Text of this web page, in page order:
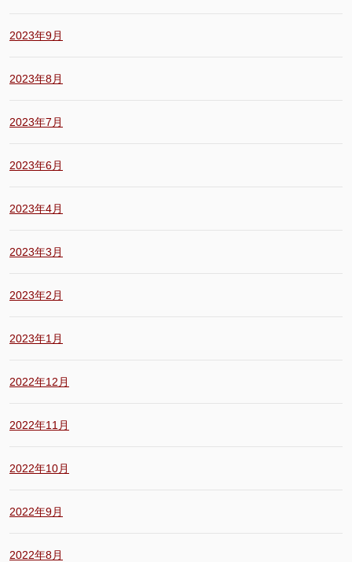
2023年9月
2023年8月
2023年7月
2023年6月
2023年4月
2023年3月
2023年2月
2023年1月
2022年12月
2022年11月
2022年10月
2022年9月
2022年8月